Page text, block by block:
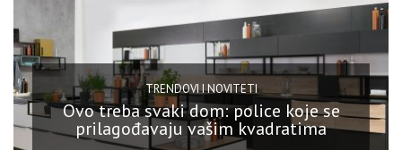
TRENDOVI I NOVITETI
Ovo treba svaki dom: police koje se
prilagođavaju vašim kvadratima